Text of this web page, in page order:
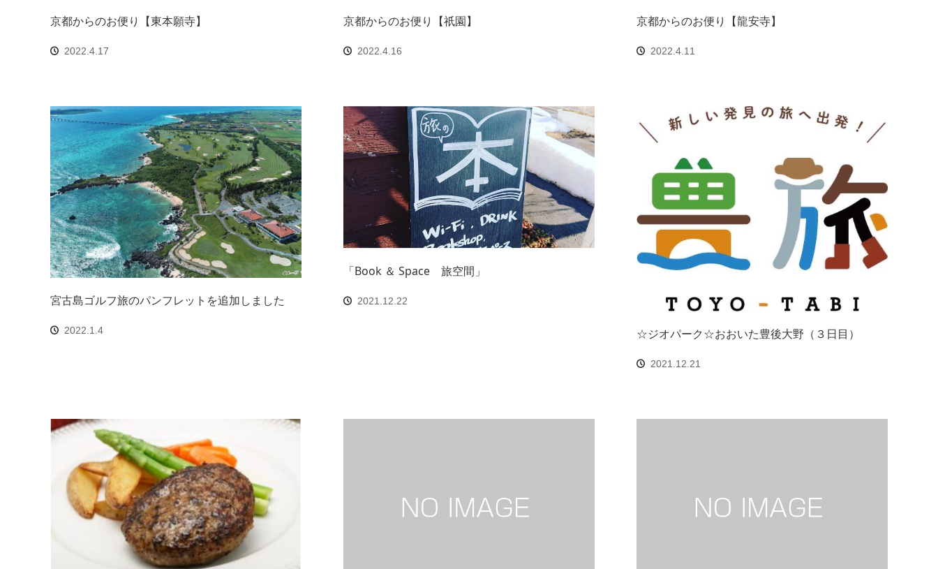
京都からのお便り【東本願寺】
2022.4.17
京都からのお便り【祇園】
2022.4.16
京都からのお便り【龍安寺】
2022.4.11
宮古島ゴルフ旅のパンフレットを追加しました
2022.1.4
「Book ＆ Space 旅空間」
2021.12.22
☆ジオパーク☆おおいた豊後大野（３日目）
2021.12.21